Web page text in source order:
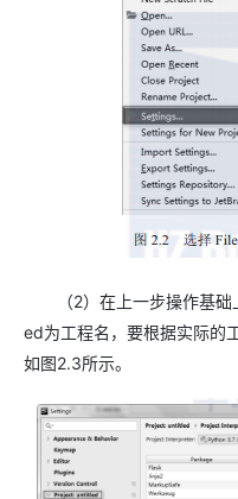
（2）在上一步操作基础
ed为工程名，要根据实际的
如图2.3所示。